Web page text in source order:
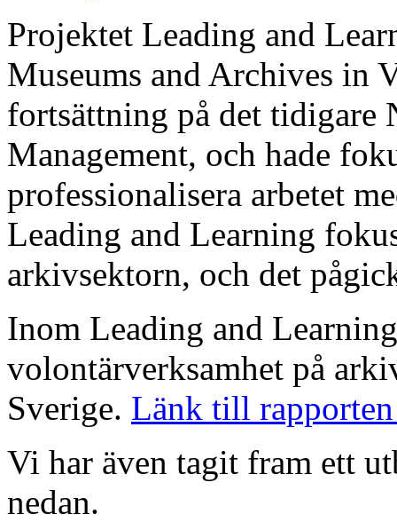
Projektet Leading and
Museums and Archives in
fortsättning på det tidigare
Management, och hade
professionalisera arbetet
Leading and Learning
arkivsektorn, och det
Inom Leading and
volontärverksamhet på
Sverige. Länk till
Vi har även tagit fram ett
nedan.